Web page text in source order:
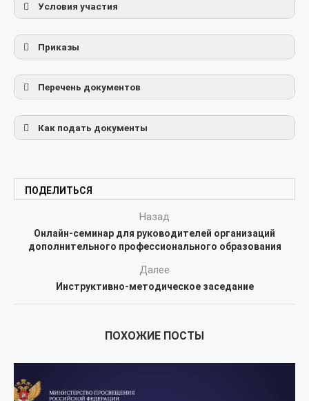
Условия участия
Приказы
Перечень документов
Как подать документы
diplom@edu.lpr-reg.ru
ПОДЕЛИТЬСЯ
Назад
Онлайн-семинар для руководителей организаций
дополнительного профессионального образования
Далее
Инструктивно-методическое заседание
ПОХОЖИЕ ПОСТЫ